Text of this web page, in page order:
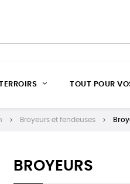
TOUT POUR
Broyeurs et fendeuses
BROYEURS